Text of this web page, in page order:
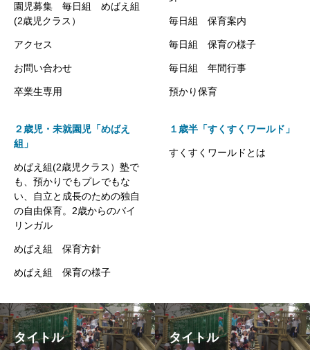
園児募集 毎日組 めばえ組
(2歳児クラス）
アクセス
お問い合わせ
卒業生専用
毎日組 保育案内
毎日組 保育の様子
毎日組 年間行事
預かり保育
２歳児・未就園児「めばえ
組」
めばえ組(2歳児クラス）塾で
も、預かりでもプレでもな
い、自立と成長のための独自
の自由保育。2歳からのバイ
リンガル
めばえ組 保育方針
めばえ組 保育の様子
１歳半「すくすくワールド」
すくすくワールドとは
タイトル タイトル